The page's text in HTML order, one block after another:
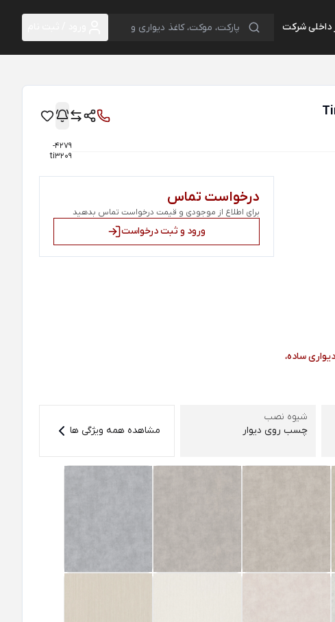
داخلی شرکت
4279-
ti3209
ساده،
درخواست تماس
برای اطلاع از موجودی و قیمت درخواست تماس بدهید
ورود و ثبت درخواست
شیوه نصب
چسب روی دیوار
مشاهده همه ویژگی ها